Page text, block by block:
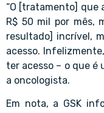
“O [tratamento] que
R$ 50 mil por mês,
resultado] incrível,
acesso.
ter acesso – o que é
a oncologista.
Em nota, a GSK